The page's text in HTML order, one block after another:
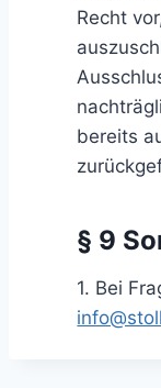
Recht
bereits
§ 9
1. Bei